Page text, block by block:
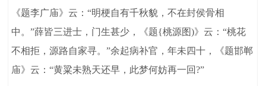
《题李广庙》云：“明梗自有千秋貌，不在封侯骨相
中。”薛皆三进士，门生甚少，《题{桃源图)》云：“桃花
不相拒，源路自家寻。”余起病补官，年未四十，《题邯郸
庙》云：“黄粱未熟天还早，此梦何妨再一回?”